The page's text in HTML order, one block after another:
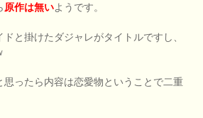
原作は無いようです。
と掛けたダジャレがタイトルですし、
思ったら内容は恋愛物ということで二重